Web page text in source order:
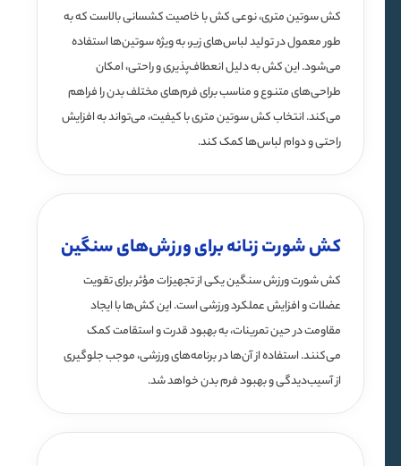
کش سوتین متری، نوعی کش با خاصیت کشسانی بالاست که به
طور معمول در تولید لباس‌های زیر، به ویژه سوتین‌ها استفاده
می‌شود. این کش به دلیل انعطاف‌پذیری و راحتی، امکان
طراحی‌های متنوع و مناسب برای فرم‌های مختلف بدن را فراهم
می‌کند. انتخاب کش سوتین متری با کیفیت، می‌تواند به افزایش
راحتی و دوام لباس‌ها کمک کند.
کش شورت زنانه برای ورزش‌های سنگین
کش شورت ورزش سنگین یکی از تجهیزات مؤثر برای تقویت
عضلات و افزایش عملکرد ورزشی است. این کش‌ها با ایجاد
مقاومت در حین تمرینات، به بهبود قدرت و استقامت کمک
می‌کنند. استفاده از آن‌ها در برنامه‌های ورزشی، موجب جلوگیری
از آسیب‌دیدگی و بهبود فرم بدن خواهد شد.